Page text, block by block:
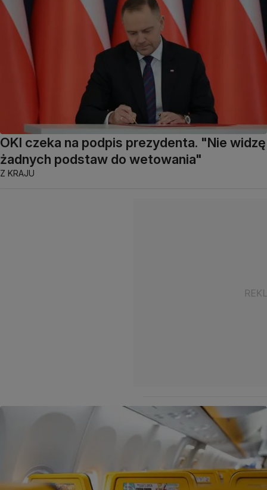
OKI czeka na podpis prezydenta. "Nie widzę
żadnych podstaw do wetowania"
Z KRAJU